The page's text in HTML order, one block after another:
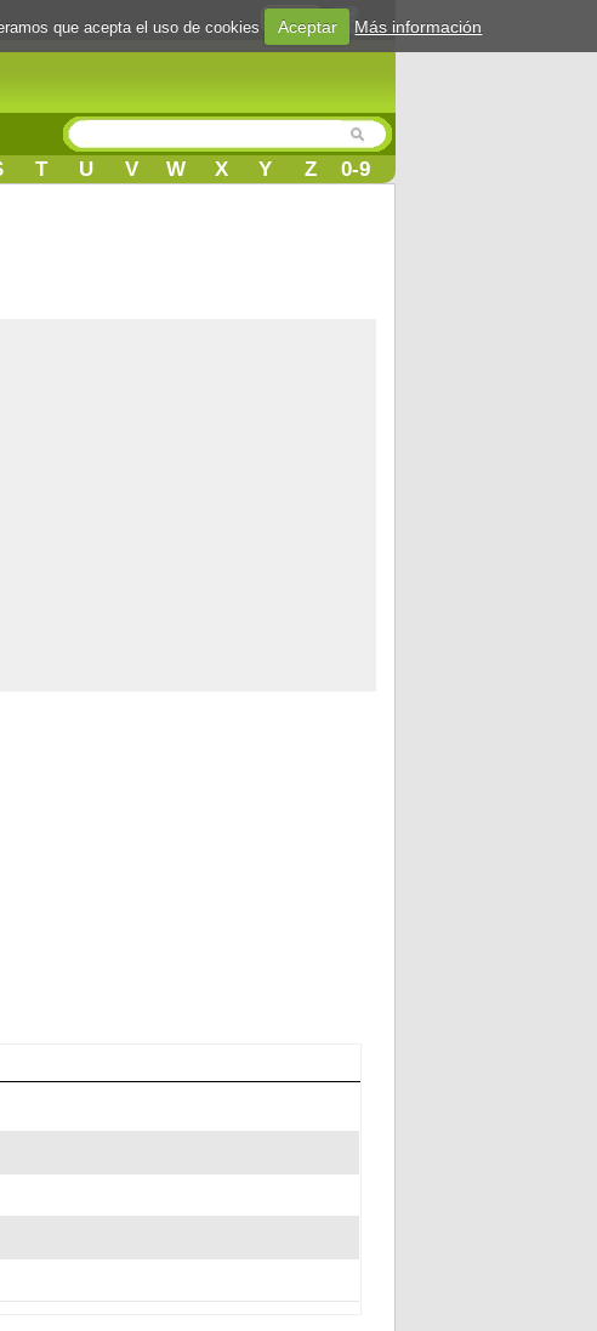
Login
T U V W X Y Z 0-9
que acepta el uso de cookies Aceptar Más información